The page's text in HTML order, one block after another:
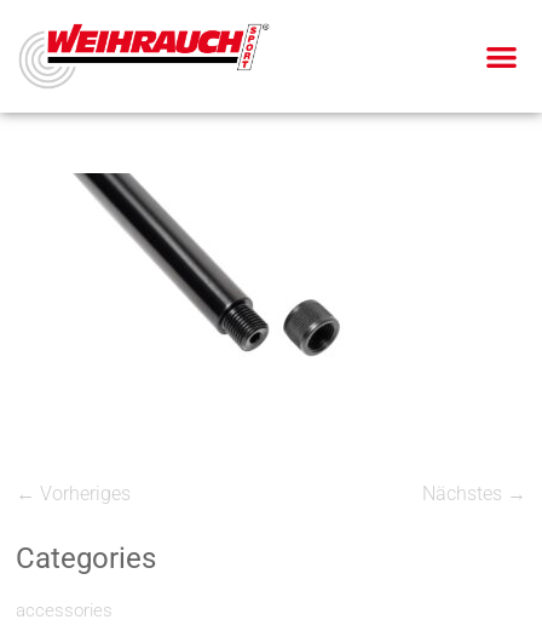
← Vorheriges Nächstes →
Categories
accessories